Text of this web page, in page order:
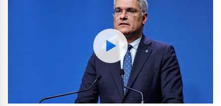
Watch